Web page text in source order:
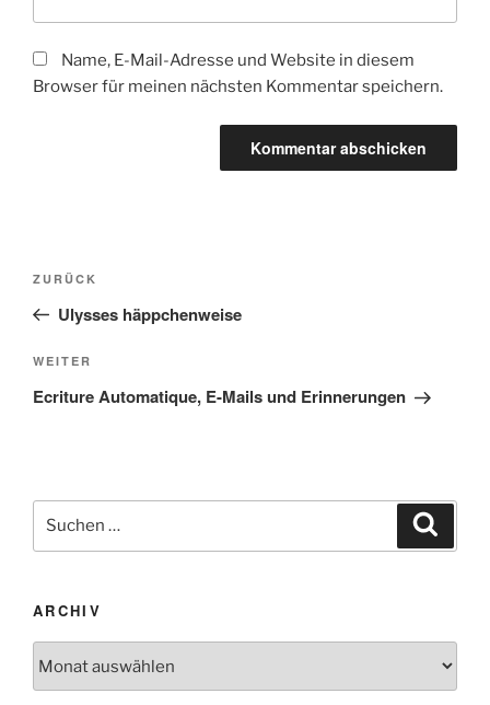
Name, E-Mail-Adresse und Website in diesem
Browser für meinen nächsten Kommentar speichern.
Beitragsnavigation
Vorheriger
Beitrag
ZURÜCK
Ulysses häppchenweise
Nächster
Beitrag
WEITER
Ecriture Automatique, E-Mails und Erinnerungen
Suchen
nach:
ARCHIV